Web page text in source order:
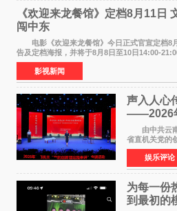
《欢迎来龙餐馆》定档8月11日
闯中东
电影《欢迎来龙餐馆》今日正式官宣定档8
告及定档海报，并将于8月8日至10日14:00-
食大片，影片讲述的是中国厨师徐福（沈腾
影视新闻
声入人心
——2026
论我来
由中共云南
省直机关党的
至5日在昆明
开创云南发展
特色社会主义
娱乐评论
为每一份
到最初的